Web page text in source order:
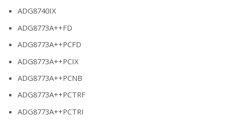
ADG8740IX
ADG8773A++FD
ADG8773A++PCFD
ADG8773A++PCIX
ADG8773A++PCNB
ADG8773A++PCTRF
ADG8773A++PCTRI